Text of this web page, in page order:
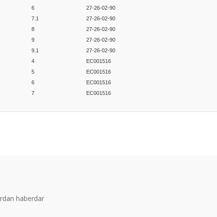
6
27-26-02-90
7.1
27-26-02-90
8
27-26-02-90
9
27-26-02-90
9.1
27-26-02-90
4
EC001516
5
EC001516
6
EC001516
7 EC001516
haberdar